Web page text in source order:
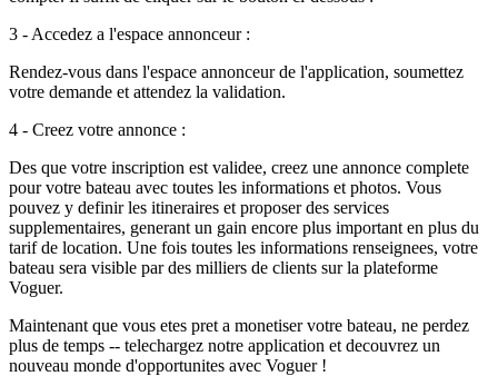
3 - Accedez a l'espace annonceur :
Rendez-vous dans l'espace annonceur de l'application, soumettez
votre demande et attendez la validation.
4 - Creez votre annonce :
Des que votre inscription est validee, creez une annonce complete
pour votre bateau avec toutes les informations et photos. Vous
pouvez y definir les itineraires et proposer des services
supplementaires, generant un gain encore plus important en plus du
tarif de location. Une fois toutes les informations renseignees, votre
bateau sera visible par des milliers de clients sur la plateforme
Voguer.
Maintenant que vous etes pret a monetiser votre bateau, ne perdez
plus de temps -- telechargez notre application et decouvrez un
nouveau monde d'opportunites avec Voguer !